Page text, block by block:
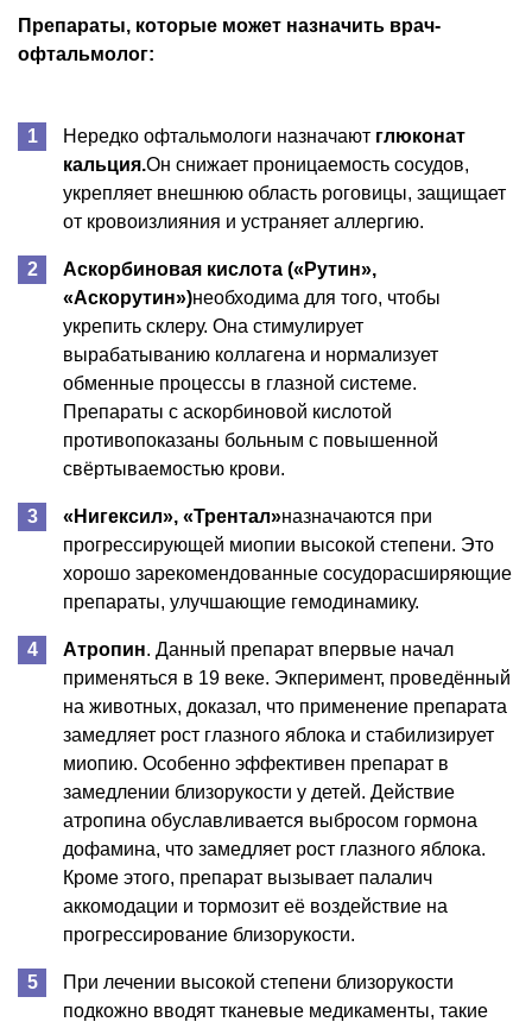
Препараты, которые может назначить врач-
офтальмолог:
Нередко офтальмологи назначают глюконат
кальция.Он снижает проницаемость сосудов,
укрепляет внешнюю область роговицы, защищает
от кровоизлияния и устраняет аллергию.
Аскорбиновая кислота («Рутин»,
«Аскорутин»)необходима для того, чтобы
укрепить склеру. Она стимулирует
вырабатыванию коллагена и нормализует
обменные процессы в глазной системе.
Препараты с аскорбиновой кислотой
противопоказаны больным с повышенной
свёртываемостью крови.
«Нигексил», «Трентал»назначаются при
прогрессирующей миопии высокой степени. Это
хорошо зарекомендованные сосудорасширяющие
препараты, улучшающие гемодинамику.
Атропин. Данный препарат впервые начал
применяться в 19 веке. Экперимент, проведённый
на животных, доказал, что применение препарата
замедляет рост глазного яблока и стабилизирует
миопию. Особенно эффективен препарат в
замедлении близорукости у детей. Действие
атропина обуславливается выбросом гормона
дофамина, что замедляет рост глазного яблока.
Кроме этого, препарат вызывает палалич
аккомодации и тормозит её воздействие на
прогрессирование близорукости.
При лечении высокой степени близорукости
подкожно вводят тканевые медикаменты, такие